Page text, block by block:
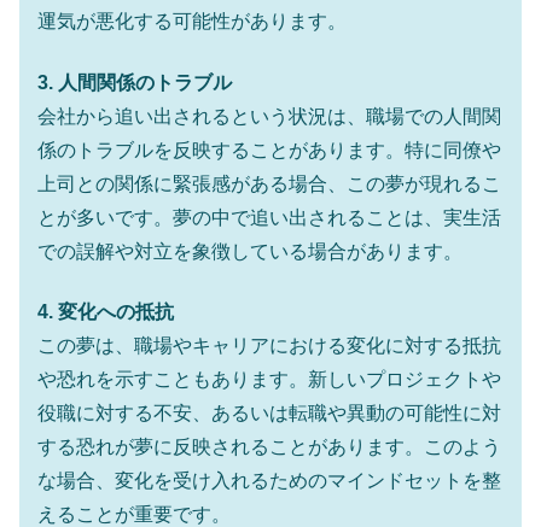
運気が悪化する可能性があります。
3. 人間関係のトラブル
会社から追い出されるという状況は、職場での人間関
係のトラブルを反映することがあります。特に同僚や
上司との関係に緊張感がある場合、この夢が現れるこ
とが多いです。夢の中で追い出されることは、実生活
での誤解や対立を象徴している場合があります。
4. 変化への抵抗
この夢は、職場やキャリアにおける変化に対する抵抗
や恐れを示すこともあります。新しいプロジェクトや
役職に対する不安、あるいは転職や異動の可能性に対
する恐れが夢に反映されることがあります。このよう
な場合、変化を受け入れるためのマインドセットを整
えることが重要です。